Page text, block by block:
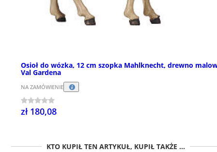
Osioł do wózka, 12 cm szopka Mahlknecht, drewno
Val Gardena
NA ZAMÓWIENIE
zł 180,08
KTO KUPIŁ TEN ARTYKUŁ, KUPIŁ TAKŻE ...